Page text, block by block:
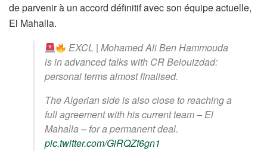
de parvenir à un accord définitif avec son équipe actuelle,
El Mahalla.
EXCL | Mohamed Ali Ben Hammouda
is in advanced talks with CR Belouizdad:
personal terms almost finalised.
The Algerian side is also close to reaching a
full agreement with his current team – El
Mahalla – for a permanent deal.
pic.twitter.com/GiRQZf6gn1